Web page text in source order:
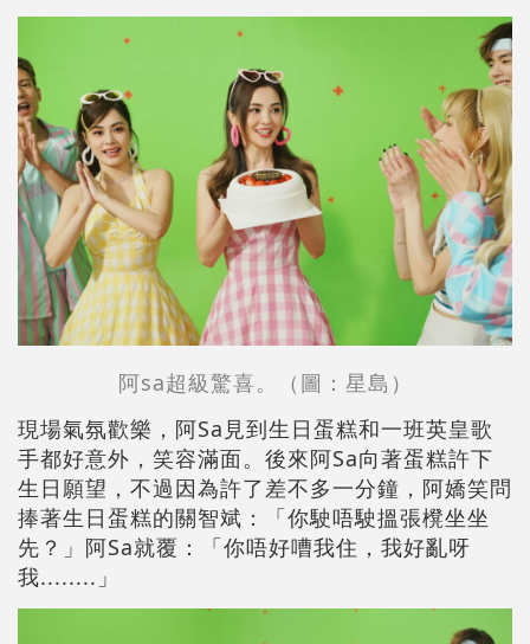
阿sa超級驚喜。（圖： 星島 ）
現場氣氛歡樂，阿Sa見到生日蛋糕和一班英皇歌
手都好意外，笑容滿面。後來阿Sa向著蛋糕許下
生日願望，不過因為許了差不多一分鐘，阿嬌笑問
捧著生日蛋糕的關智斌：「你駛唔駛搵張櫈坐坐
先？」阿Sa就覆：「你唔好嘈我住，我好亂呀
我........」